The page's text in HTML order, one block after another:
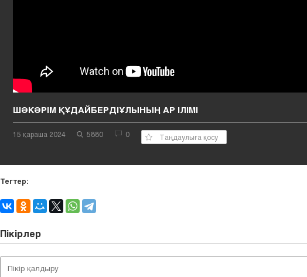
ШӘКӘРІМ ҚҰДАЙБЕРДІҰЛЫНЫҢ АР ІЛІМІ
15 қараша 2024 5880 0 Таңдаулыға қосу
Тегтер:
Пікірлер